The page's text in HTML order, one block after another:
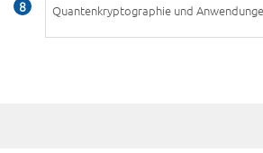
Quantenkryptographie und